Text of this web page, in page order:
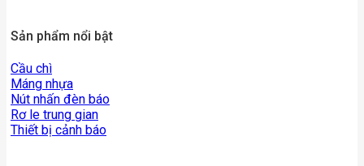
Sản phẩm nổi bật
Cầu chì
Máng nhựa
Nút nhấn đèn báo
Rơ le trung gian
Thiết bị cảnh báo